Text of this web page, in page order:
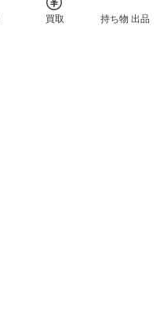
買取 持ち物 出品